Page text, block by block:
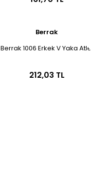
Berrak
Berrak 1006 Erkek V Yaka Atlet
212,03 TL